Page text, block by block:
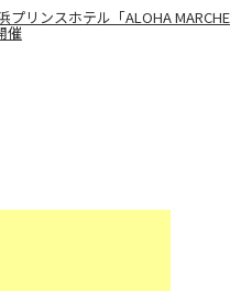
リンスホテル「ALOHA MARCHE
催